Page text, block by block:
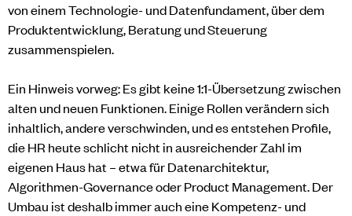
von einem Technologie- und Datenfundament, über dem
Produktentwicklung, Beratung und Steuerung
zusammenspielen.
Ein Hinweis vorweg: Es gibt keine 1:1-Übersetzung zwischen
alten und neuen Funktionen. Einige Rollen verändern sich
inhaltlich, andere verschwinden, und es entstehen Profile,
die HR heute schlicht nicht in ausreichender Zahl im
eigenen Haus hat – etwa für Datenarchitektur,
Algorithmen-Governance oder Product Management. Der
Umbau ist deshalb immer auch eine Kompetenz- und